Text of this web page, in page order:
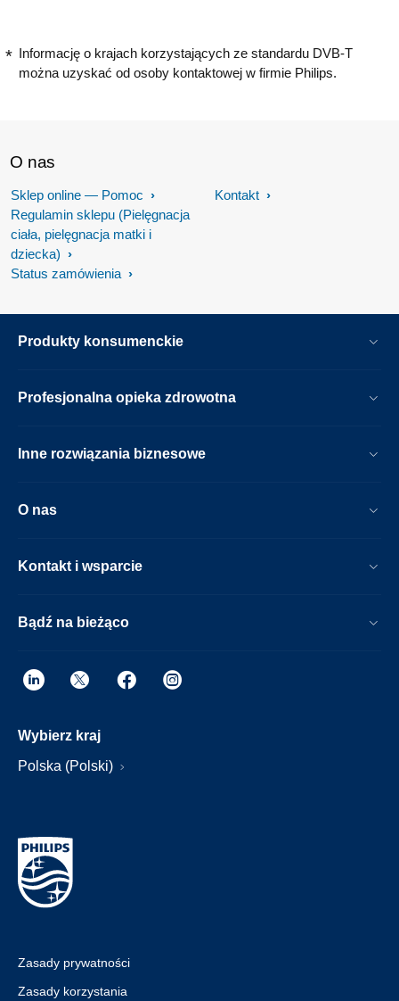
Informację o krajach korzystających ze standardu DVB-T
można uzyskać od osoby kontaktowej w firmie Philips.
O nas
Sklep online — Pomoc
Regulamin sklepu (Pielęgnacja
ciała, pielęgnacja matki i
dziecka)
Status zamówienia
Kontakt
Produkty konsumenckie
Profesjonalna opieka zdrowotna
Inne rozwiązania biznesowe
O nas
Kontakt i wsparcie
Bądź na bieżąco
Wybierz kraj
Polska (Polski)
Zasady prywatności
Zasady korzystania